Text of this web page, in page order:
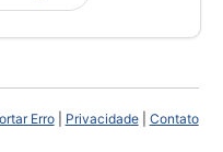
Erro| Privacidade| Contato